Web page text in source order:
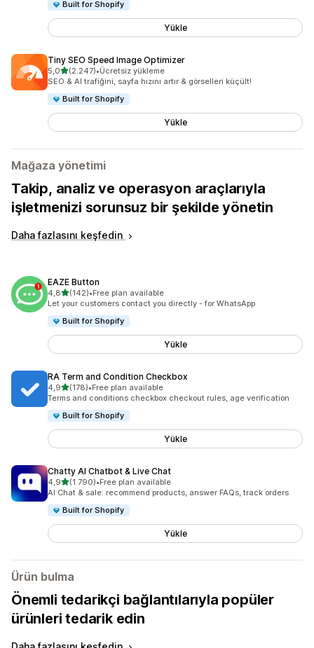
Built for Shopify
Yükle
Tiny SEO Speed Image Optimizer
5,05 yıldız üzerinden
(2.247)
toplam 2247 değerlendirme
•Ücretsiz yükleme
SEO & AI trafiğini, sayfa hızını artır & görselleri küçült!
Built for Shopify
Yükle
Mağaza yönetimi
Takip, analiz ve operasyon araçlarıyla
işletmenizi sorunsuz bir şekilde yönetin
Daha fazlasını keşfedin
EAZE Button
4,85 yıldız üzerinden
(142)
toplam 142 değerlendirme
•Free plan available
Let your customers contact you directly - for WhatsApp
Built for Shopify
Yükle
RA Term and Condition Checkbox
4,95 yıldız üzerinden
(178)
toplam 178 değerlendirme
•Free plan available
Terms and conditions checkbox checkout rules, age verification
Built for Shopify
Yükle
Chatty AI Chatbot & Live Chat
4,95 yıldız üzerinden
(1.790)
toplam 1790 değerlendirme
•Free plan available
AI Chat & sale: recommend products, answer FAQs, track orders
Built for Shopify
Yükle
Ürün bulma
Önemli tedarikçi bağlantılarıyla popüler
ürünleri tedarik edin